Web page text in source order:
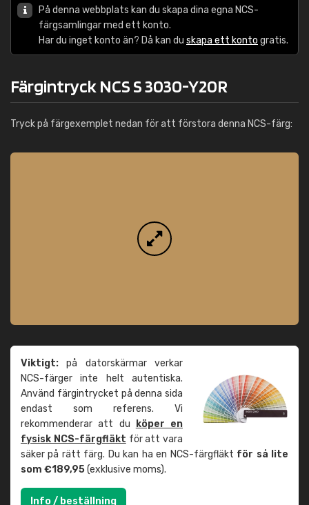
På denna webbplats kan du skapa dina egna NCS-
färgsamlingar med ett konto.
Har du inget konto än? Då kan du skapa ett konto gratis.
Färgintryck NCS S 3030-Y20R
Tryck på färgexemplet nedan för att förstora denna NCS-färg:
Viktigt: på datorskärmar verkar
NCS-färger inte helt autentiska.
Använd färgintrycket på denna sida
endast som referens. Vi
rekommenderar att du
köper en
fysisk NCS-färgfläkt för att vara
säker på rätt färg. Du kan ha en NCS-färgfläkt för så lite
som €189,95(exklusive moms).
Info / beställning